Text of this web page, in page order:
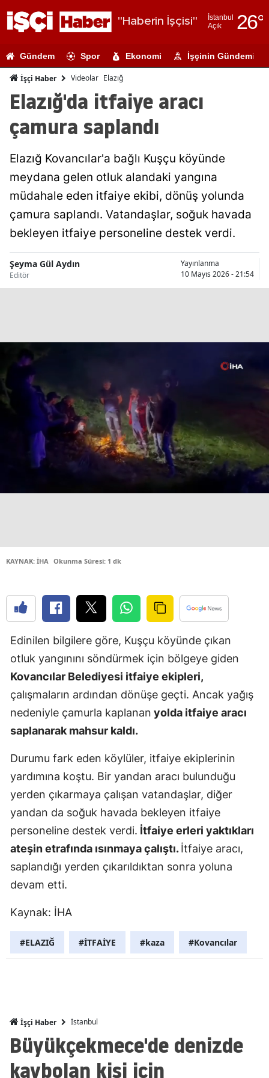
"Haberin İşçisi"
İstanbul
Açık
26°
Adıyaman
Ankara
Artvin
Aydın
Çankırı
Çorum
Eskişehir
Giresun
Hakkari
Hatay
Isparta
Mersin
İstanbul
İzmir
Kayseri
Konya
Gündem Spor Ekonomi İşçinin Gündemi
İşçi Haber Videolar Elazığ
Elazığ'da itfaiye aracı
çamura saplandı
Elazığ Kovancılar'a bağlı Kuşçu köyünde
meydana gelen otluk alandaki yangına
müdahale eden itfaiye ekibi, dönüş yolunda
çamura saplandı. Vatandaşlar, soğuk havada
bekleyen itfaiye personeline destek verdi.
Şeyma Gül Aydın
Editör
Yayınlanma
10 Mayıs 2026 - 21:54
KAYNAK: İHA Okunma Süresi: 1 dk
Edinilen bilgilere göre, Kuşçu köyünde çıkan
otluk yangınını söndürmek için bölgeye giden
Kovancılar Belediyesi itfaiye ekipleri,
çalışmaların ardından dönüşe geçti. Ancak yağış
nedeniyle çamurla kaplanan yolda itfaiye aracı
saplanarak mahsur kaldı.
Durumu fark eden köylüler, itfaiye ekiplerinin
yardımına koştu. Bir yandan aracı bulunduğu
yerden çıkarmaya çalışan vatandaşlar, diğer
yandan da soğuk havada bekleyen itfaiye
personeline destek verdi. İtfaiye erleri yaktıkları
ateşin etrafında ısınmaya çalıştı.İtfaiye aracı,
saplandığı yerden çıkarıldıktan sonra yoluna
devam etti.
Kaynak: İHA
#ELAZIĞ #İTFAİYE #kaza #Kovancılar
İşçi Haber İstanbul
Büyükçekmece'de denizde
kaybolan kişi için